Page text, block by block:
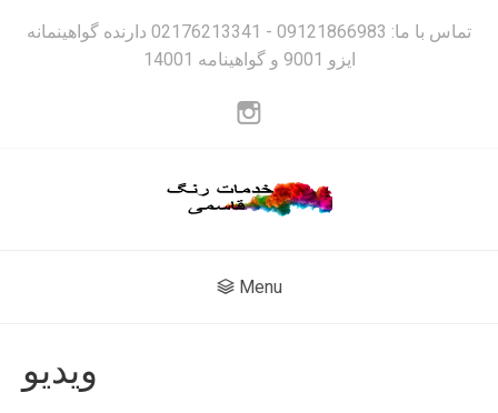
تماس با ما: 09121866983 - 02176213341 دارنده گواهینمانه
ایزو 9001 و گواهینامه 14001
Menu
ویدیو